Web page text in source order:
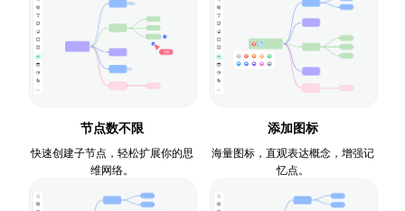
节点数不限
快速创建子节点，轻松扩展你的思
维网络。
添加图标
海量图标，直观表达概念，增强记
忆点。